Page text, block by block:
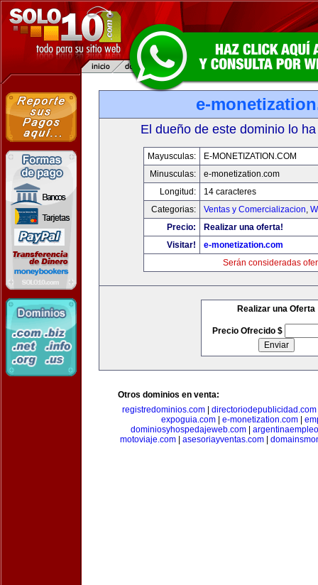
e-
El dueño de este dominio lo
Mayusculas:
E-MONETIZATION.COM
Minusculas:
e-monetization.com
Longitud:
14 caracteres
Categorias:
Ventas y Comercializacion,
Precio:
Realizar una oferta!
Visitar!
e-monetization.com
Serán consideradas
Realizar una Oferta
Precio Ofrecido $
Otros dominios en venta:
registredominios.com| directoriodepublicidad.com
expoguia.com| e-monetization.com|
dominiosyhospedajeweb.com
motoviaje.com
asesoriayventas.com